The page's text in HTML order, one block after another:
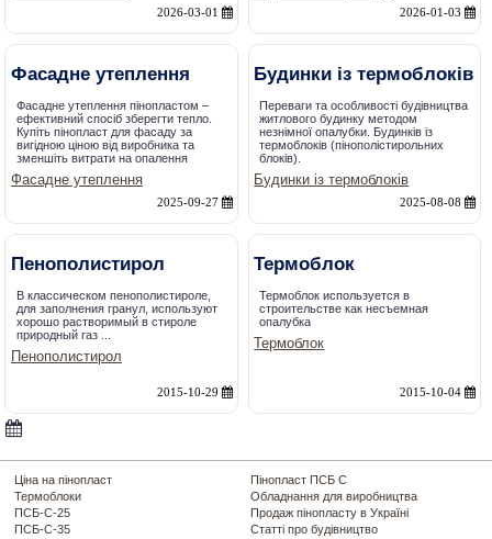
2026-03-01 2026-01-03
Фасадне утеплення
Фасадне утеплення пінопластом –
ефективний спосіб зберегти тепло.
Купіть пінопласт для фасаду за
вигідною ціною від виробника та
зменшіть витрати на опалення
Фасадне утеплення
2025-09-27
Будинки із термоблоків
Переваги та особливості будівництва
житлового будинку методом
незнімної опалубки. Будинків із
термоблоків (пінополістирольних
блоків).
Будинки із термоблоків
2025-08-08
Пенополистирол
В классическом пенополистироле,
для заполнения гранул, используют
хорошо растворимый в стироле
природный газ ...
Пенополистирол
2015-10-29
Термоблок
Термоблок используется в
строительстве как несъемная
опалубка
Термоблок
2015-10-04
Ціна на пінопласт
Термоблоки
ПСБ-С-25
ПСБ-С-35
Пінопласт ПСБ С
Обладнання для виробництва
Продаж пінопласту в Україні
Статті про будівництво